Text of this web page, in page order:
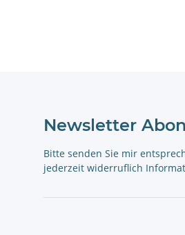
Newsletter
Bitte senden Sie mir
jederzeit widerruflich